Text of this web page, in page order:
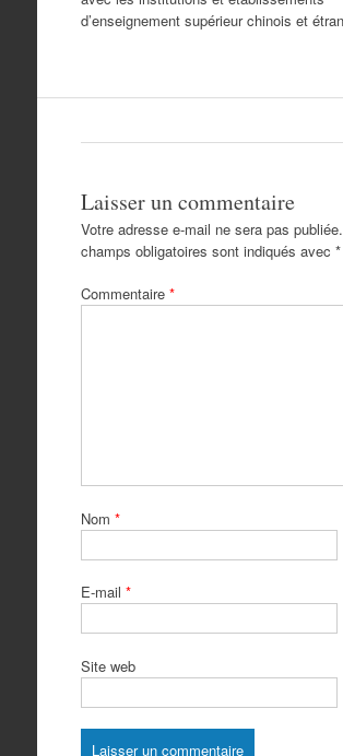
d’enseignement supérieur chinois et
Laisser un commentaire
Votre adresse e-mail ne sera pas publiée.
champs obligatoires sont indiqués avec *
Commentaire *
Nom *
E-mail *
Site web